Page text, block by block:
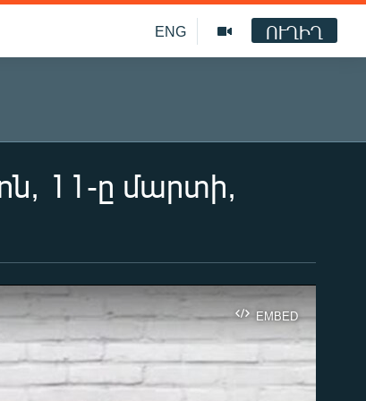
ENG ՈՒՂԻՂ
11-ը մարտի,
EMBED